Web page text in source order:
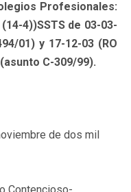
Profesionales:
4))SSTS de 03-03-
01) y 17-12-03 (RO
C-309/99).
de dos mil